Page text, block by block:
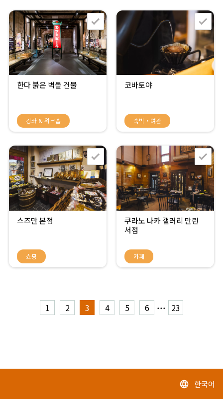
한다 붉은 벽돌 건물
강좌 & 워크숍
코바토야
숙박・여관
스즈만 본점
쇼핑
쿠라노 나카 갤러리 만린
서점
카페
1 2 3 4 5 6 ... 23
language 한국어